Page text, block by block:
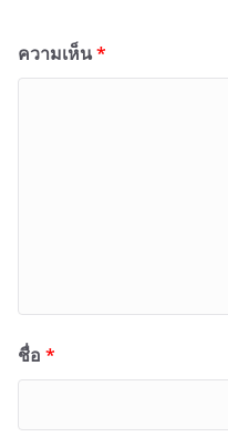
ความเห็น*
ชื่อ *